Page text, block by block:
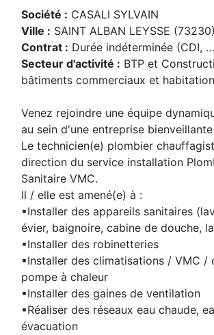
Société : CASALI SYLVAIN
Ville : SAINT ALBAN LEYSSE (73230)
Contrat : Durée indéterminée (CDI,
Secteur d'activité : BTP et
bâtiments commerciaux et
Venez rejoindre une équipe
au sein d'une entreprise bienveillante
Le technicien(e) plombier
direction du service installation
Sanitaire VMC.
Il / elle est amené(e) à :
▪Installer des appareils sanitaires
évier, baignoire, cabine de douche,
▪Installer des robinetteries
▪Installer des climatisations / VMC /
pompe à chaleur
▪Installer des gaines de ventilation
▪Réaliser des réseaux eau chaude,
évacuation